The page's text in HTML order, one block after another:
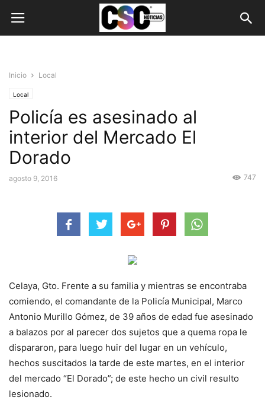
Inicio Local
Local
Policía es asesinado al
interior del Mercado El
Dorado
agosto 9, 2016 747
Celaya, Gto. Frente a su familia y mientras se encontraba
comiendo, el comandante de la Policía Municipal, Marco
Antonio Murillo Gómez, de 39 años de edad fue asesinado
a balazos por al parecer dos sujetos que a quema ropa le
dispararon, para luego huir del lugar en un vehículo,
hechos suscitados la tarde de este martes, en el interior
del mercado “El Dorado”; de este hecho un civil resulto
lesionado.